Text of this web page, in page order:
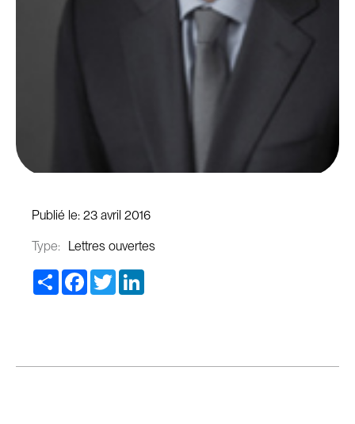
Publié le: 23 avril 2016
Type:
Lettres ouvertes
Share Facebook
Twitter